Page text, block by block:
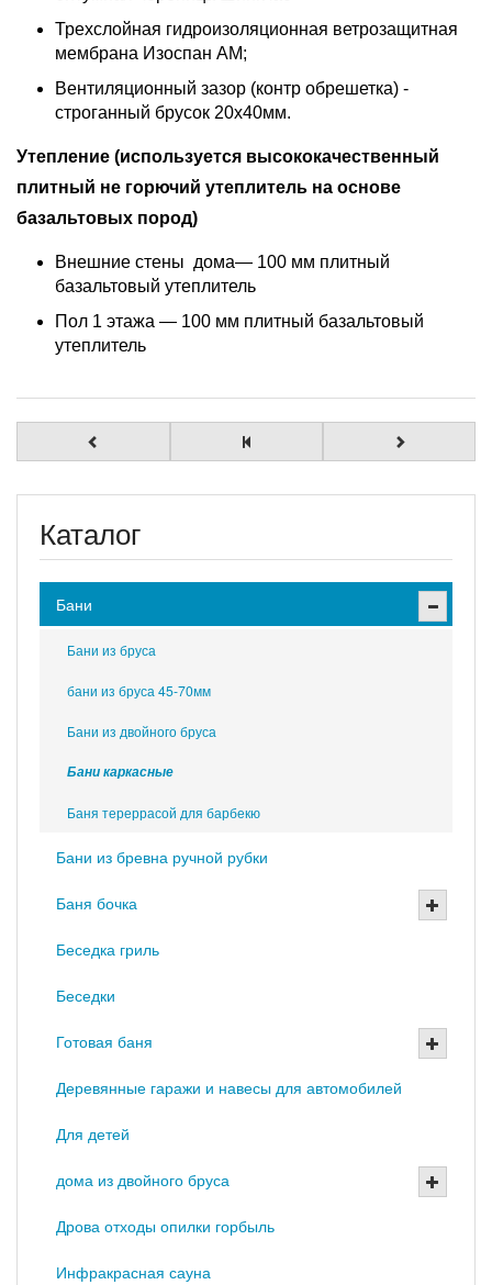
Трехслойная гидроизоляционная ветрозащитная
мембрана Изоспан АМ;
Вентиляционный зазор (контр обрешетка) -
строганный брусок 20х40мм.
Утепление (используется высококачественный
плитный не горючий утеплитель на основе
базальтовых пород)
Внешние стены дома— 100 мм плитный
базальтовый утеплитель
Пол 1 этажа — 100 мм плитный базальтовый
утеплитель
Каталог
Бани
Бани из бруса
бани из бруса 45-70мм
Бани из двойного бруса
Бани каркасные
Баня тереррасой для барбекю
Бани из бревна ручной рубки
Баня бочка
Беседка гриль
Беседки
Готовая баня
Деревянные гаражи и навесы для автомобилей
Для детей
дома из двойного бруса
Дрова отходы опилки горбыль
Инфракрасная сауна